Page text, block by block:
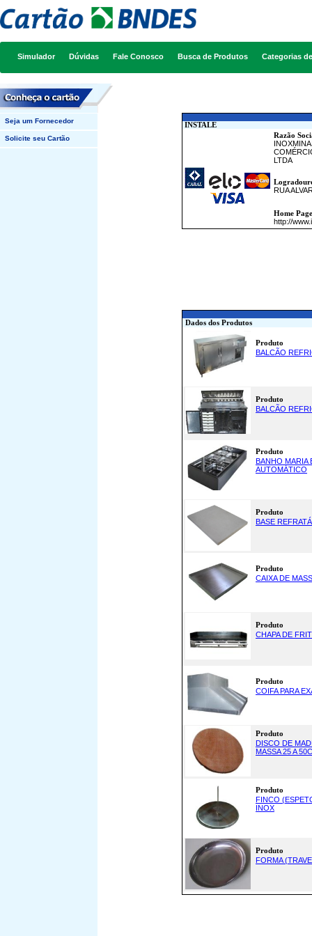
Simulador Dúvidas Fale Conosco Busca de Produtos Categorias
Seja um Fornecedor
Solicite seu Cartão
INSTALE
Razão
LTDA
RUA
Home Page
http://
Dados dos Produtos
Produto
BALCÃO
Produto
BALCÃO
Produto
BANHO MARIA
AUTOMÁTICO
Produto
BASE
Produto
CAIXA DE
Produto
CHAPA DE
Produto
COIFA PARA
Produto
DISCO DE
MASSA 25 A
Produto
FINCO
INOX
Produto
FORMA